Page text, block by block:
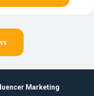
Marketing